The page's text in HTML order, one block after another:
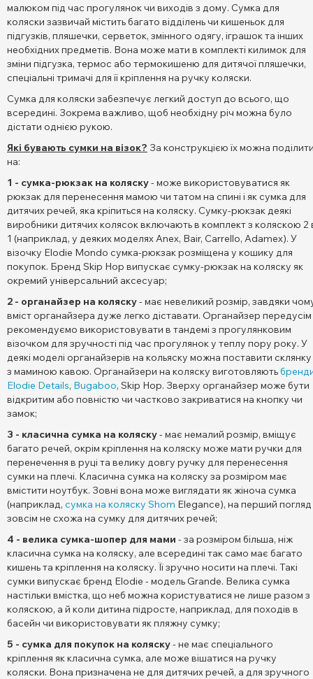
малюком під час прогулянок чи виходів з дому. Сумка для
коляски зазвичай містить багато відділень чи кишеньок для
підгузків, пляшечки, серветок, змінного одягу, іграшок та інших
необхідних предметів. Вона може мати в комплекті килимок для
зміни підгузка, термос або термокишеню для дитячої пляшечки,
спеціальні тримачі для її кріплення на ручку коляски.
Сумка для коляски забезпечує легкий доступ до всього, що
всередині. Зокрема важливо, щоб необхідну річ можна було
дістати однією рукою.
Які бувають сумки на візок? За конструкцією їх можна
на:
1 - сумка-рюкзак на коляску- може використовуватися як
рюкзак для перенесення мамою чи татом на спині і як сумка для
дитячих речей, яка кріпиться на коляску. Сумку-рюкзак деякі
виробники дитячих колясок включають в комплект з коляскою 2
1 (наприклад, у деяких моделях Anex, Bair, Carrello, Adamex). У
візочку Elodie Mondo сумка-рюкзак розміщена у кошику для
покупок. Бренд Skip Hop випускає сумку-рюкзак на коляску як
окремий універсальний аксесуар;
2 - органайзер на коляску- має невеликий розмір, завдяки
вміст органайзера дуже легко діставати. Органайзер передусім
рекомендуємо використовувати в тандемі з прогулянковим
візочком для зручності під час прогулянок у теплу пору року. У
деякі моделі органайзерів на кольяску можна поставити склянку
з маминою кавою. Органайзери на коляску виготовляють
Elodie Details, Bugaboo, Skip Hop. Зверху органайзер може бути
відкритим або повністю чи частково закриватися на кнопку чи
замок;
3 - класична сумка на коляску- має немалий розмір, вміщує
багато речей, окрім кріплення на коляску може мати ручки для
перенечення в руці та велику довгу ручку для перенесення
сумки на плечі. Класична сумка на коляску за розміром має
вмістити ноутбук. Зовні вона може виглядати як жіноча сумка
(наприклад, сумка на коляску Shom Elegance), на перший погляд
зовсім не схожа на сумку для дитячих речей;
4 - велика сумка-шопер для мами - за розміром більша, ніж
класична сумка на коляску, але всередині так само має багато
кишень та кріплення на коляску. Її зручно носити на плечі. Такі
сумки випускає бренд Elodie - модель Grande. Велика сумка
настільки вмістка, що неб можна користуватися не лише разом з
коляскою, а й коли дитина підросте, наприклад, для походів в
басейн чи використовувати як пляжну сумку;
5 - сумка для покупок на коляску- не має спеціального
кріплення як класична сумка, але може вішатися на ручку
коляски. Вона призначена не для дитячих речей, а для зручного